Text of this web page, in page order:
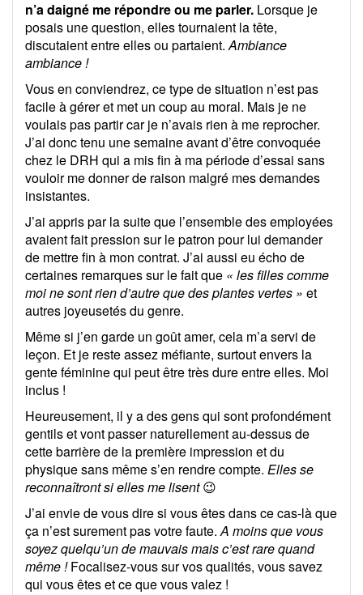
n’a daigné me répondre ou me parler. Lorsque je
posais une question, elles tournaient la tête,
discutaient entre elles ou partaient.Ambiance
ambiance !
Vous en conviendrez, ce type de situation n’est pas
facile à gérer et met un coup au moral. Mais je ne
voulais pas partir car je n’avais rien à me reprocher.
J’ai donc tenu une semaine avant d’être convoquée
chez le DRH qui a mis fin à ma période d’essai sans
vouloir me donner de raison malgré mes demandes
insistantes.
J’ai appris par la suite que l’ensemble des employées
avaient fait pression sur le patron pour lui demander
de mettre fin à mon contrat. J’ai aussi eu écho de
certaines remarques sur le fait que « les filles comme
moi ne sont rien d’autre que des plantes vertes » et
autres joyeusetés du genre.
Même si j’en garde un goût amer, cela m’a servi de
leçon. Et je reste assez méfiante, surtout envers la
gente féminine qui peut être très dure entre elles. Moi
inclus !
Heureusement, il y a des gens qui sont profondément
gentils et vont passer naturellement au-dessus de
cette barrière de la première impression et du
physique sans même s’en rendre compte. Elles se
reconnaîtront si elles me lisent😉
J’ai envie de vous dire si vous êtes dans ce cas-là que
ça n’est surement pas votre faute.A moins que vous
soyez quelqu’un de mauvais mais c’est rare quand
même !Focalisez-vous sur vos qualités, vous savez
qui vous êtes et ce que vous valez !